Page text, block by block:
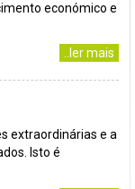
económico e
..ler mais
extraordinárias e a
Isto é